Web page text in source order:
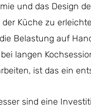
und das Design
Küche zu
Belastung auf
langen
ist das ein
sind eine